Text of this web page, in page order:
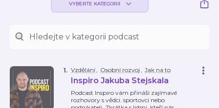
VYBERTE KATEGORII
Vzdělání, Osobní rozvoj , Jak na to
Inspiro Jakuba Stejskala
Podcast Inspiro vám přináší zajímavé
rozhovory s vědci. sportovci nebo
1.